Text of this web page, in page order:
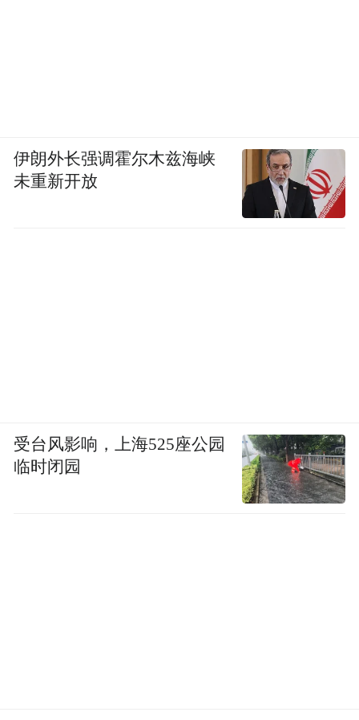
伊朗外长强调霍尔木兹海峡
未重新开放
受台风影响，上海525座公园
临时闭园